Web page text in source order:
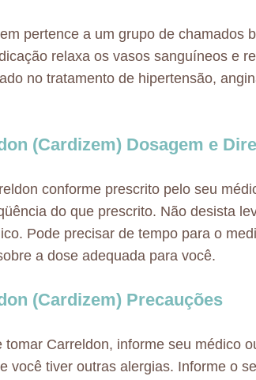
pertence a um grupo de chamados
relaxa os vasos sanguíneos e
no tratamento de hipertensão,
(Cardizem) Dosagem e
conforme prescrito pelo seu
do que prescrito. Não desista
Pode precisar de tempo para o
a dose adequada para você.
(Cardizem) Precauções
tomar Carreldon, informe seu médico
você tiver outras alergias. Informe o